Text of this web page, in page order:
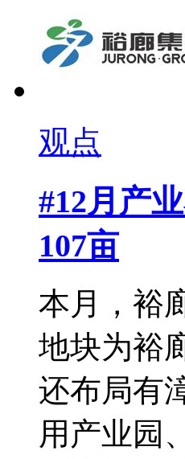
观点
#12月产
107亩
本月，裕
地块为裕
还布局有
用产业园